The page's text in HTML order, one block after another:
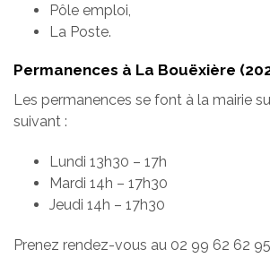
Pôle emploi,
La Poste.
Permanences à La Bouëxière
Les permanences se font à la mairie
suivant :
Lundi 13h30 – 17h
Mardi 14h – 17h30
Jeudi 14h – 17h30
Prenez rendez-vous au 02 99 62 62